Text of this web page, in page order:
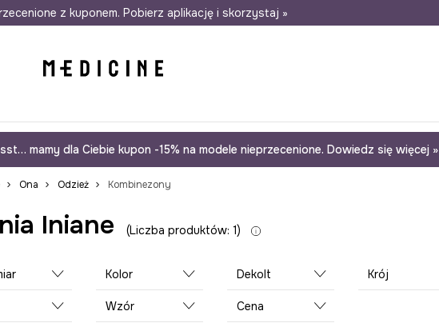
Darmowa dostawa do salonów 30 dni na zwrot
z kuponem. Pobierz aplikację i skorzystaj »
mamy dla Ciebie kupon -15% na modele nieprzecenione. Dowiedz się więcej »
Ona Odzież Kombinezony
lniane Liczba produktów: 1
Kolor Dekolt Krój
Wzór Cena